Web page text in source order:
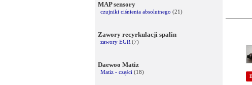
MAP sensory
czujniki ciśnienia absolutnego (21)
Zawory recyrkulacji spalin
zawory EGR (7)
Daewoo Matiz
Matiz - części (18)